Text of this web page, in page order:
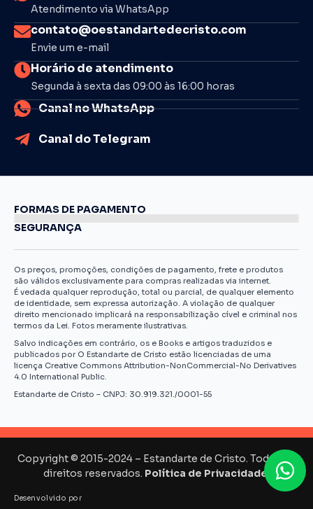
Atendimento via WhatsApp
contato@oestandartedecristo.com
Envie um e-mail
Horário de atendimento
Segunda à sexta das 09:00 às 16:00 horas
Canal no WhatsApp
Canal do Telegram
FORMAS DE PAGAMENTO
SEGURANÇA
Os preços, promoções, condições de pagamento, frete e produtos
são válidos exclusivamente para compras realizadas via internet.
É vedada qualquer reprodução, total ou parcial, de qualquer elemento
de identidade, sem expressa autorização. A violação de qualquer
direito mencionado implicará na responsabilização cível e criminal nos
termos da Lei. Fotos meramente ilustrativas.
Salvo indicações em contrário, os e Books e artigos traduzidos e
publicados por O Estandarte de Cristo estão licenciadas de uma
licença Creative Commons Attribution-NonCommercial-No Derivatives
4.0 International Public.
Estandarte de Cristo – CNPJ: 30.919.321./0001-55
Copyright © 2015-2024 – Estandarte de Cristo. Todos os
direitos reservados. Política de Privacidade.
Desenvolvido por